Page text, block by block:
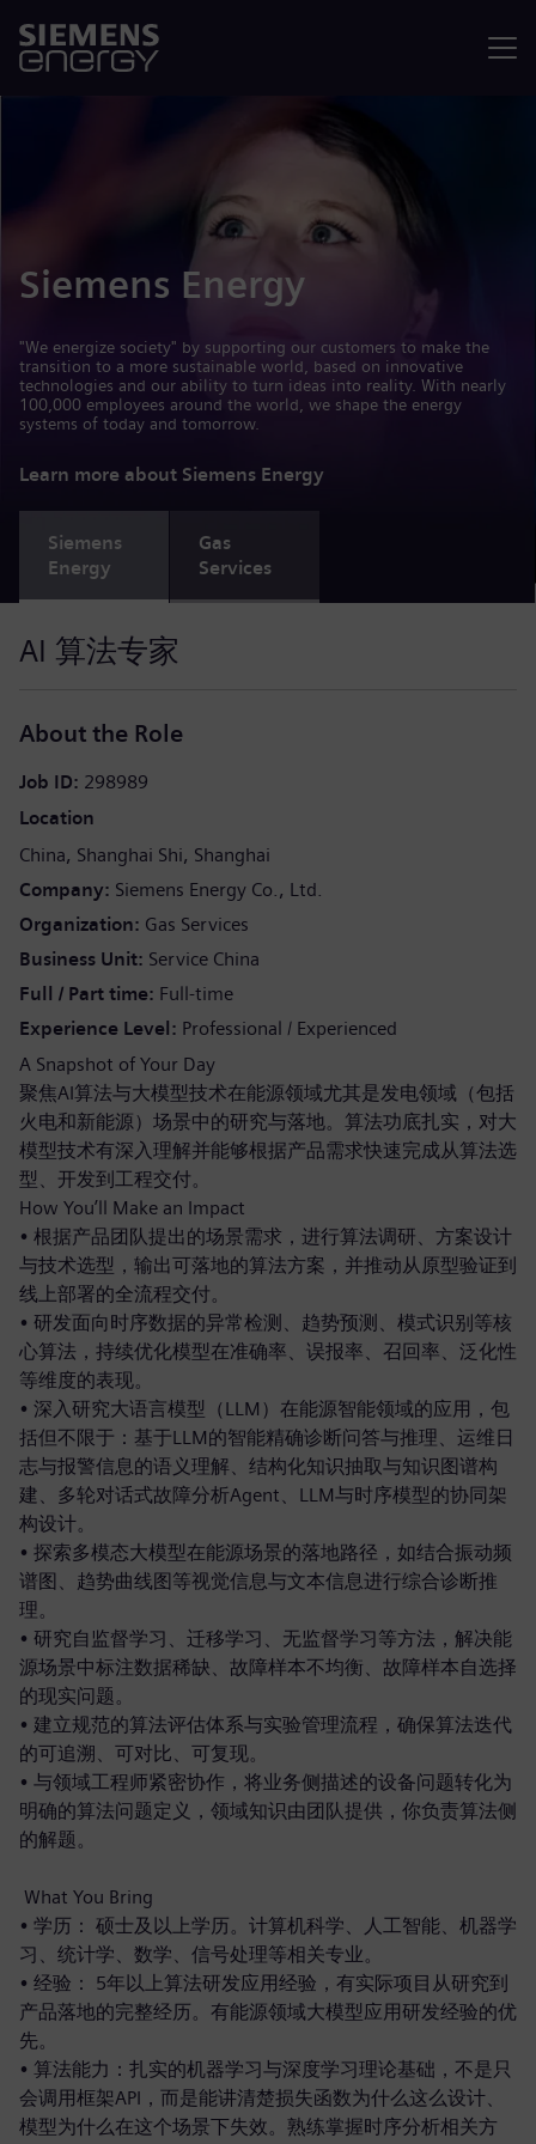
Siemens Energy
"We energize society" by supporting our customers to make the
transition to a more sustainable world, based on innovative
technologies and our ability to turn ideas into reality. With nearly
100,000 employees around the world, we shape the energy
systems of today and tomorrow.
Learn more about Siemens Energy
Siemens
Energy
Gas
Services
AI 算法专家
About the Role
Job ID 298989
Location
China Shanghai Shi Shanghai
Company Siemens Energy Co., Ltd.
Organization Gas Services
Business Unit Service China
Full / Part time Full-time
Experience Level Professional / Experienced
A Snapshot of Your Day
聚焦AI算法与大模型技术在能源领域尤其是发电领域（包括
火电和新能源）场景中的研究与落地。算法功底扎实，对大
模型技术有深入理解并能够根据产品需求快速完成从算法选
型、开发到工程交付。
How You’ll Make an Impact
• 根据产品团队提出的场景需求，进行算法调研、方案设计
与技术选型，输出可落地的算法方案，并推动从原型验证到
线上部署的全流程交付。
• 研发面向时序数据的异常检测、趋势预测、模式识别等核
心算法，持续优化模型在准确率、误报率、召回率、泛化性
等维度的表现。
• 深入研究大语言模型（LLM）在能源智能领域的应用，包
括但不限于：基于LLM的智能精确诊断问答与推理、运维日
志与报警信息的语义理解、结构化知识抽取与知识图谱构
建、多轮对话式故障分析Agent、LLM与时序模型的协同架
构设计。
• 探索多模态大模型在能源场景的落地路径，如结合振动频
谱图、趋势曲线图等视觉信息与文本信息进行综合诊断推
理。
• 研究自监督学习、迁移学习、无监督学习等方法，解决能
源场景中标注数据稀缺、故障样本不均衡、故障样本自选择
的现实问题。
• 建立规范的算法评估体系与实验管理流程，确保算法迭代
的可追溯、可对比、可复现。
• 与领域工程师紧密协作，将业务侧描述的设备问题转化为
明确的算法问题定义，领域知识由团队提供，你负责算法侧
的解题。
What You Bring
• 学历： 硕士及以上学历。计算机科学、人工智能、机器学
习、统计学、数学、信号处理等相关专业。
• 经验： 5年以上算法研发应用经验，有实际项目从研究到
产品落地的完整经历。有能源领域大模型应用研发经验的优
先。
• 算法能力：扎实的机器学习与深度学习理论基础，不是只
会调用框架API，而是能讲清楚损失函数为什么这么设计、
模型为什么在这个场景下失效。熟练掌握时序分析相关方